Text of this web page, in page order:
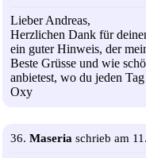
Lieber Andreas,
Herzlichen Dank für
ein guter Hinweis, der
Beste Grüsse und wie
anbietest, wo du jeden
Oxy
36. Maseria schrieb am